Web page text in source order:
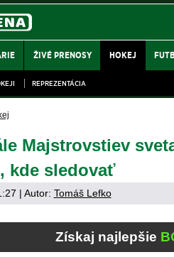
ŽIVÉ PRENOSY HOKEJ
REPREZENTÁCIA
Majstrovstiev
kde sledovať
| Autor: Tomáš Lefko
Získaj najlepšie